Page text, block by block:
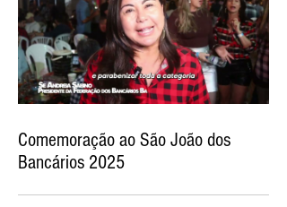
Comemoração ao São João dos
Bancários 2025